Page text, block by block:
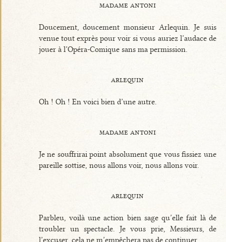
madame antoni
Doucement, doucement monsieur Arlequin. Je suis
venue tout exprès pour voir si vous auriez l’audace de
jouer à l’Opéra-Comique sans ma permission.
arlequin
Oh ! Oh ! En voici bien d’une autre.
madame antoni
Je ne souffrirai point absolument que vous fissiez une
pareille sottise, nous allons voir, nous allons voir.
arlequin
Parbleu, voilà une action bien sage qu’elle fait là de
troubler un spectacle. Je vous prie, Messieurs, de
l’excuser, cela ne m’empêchera pas de continuer.